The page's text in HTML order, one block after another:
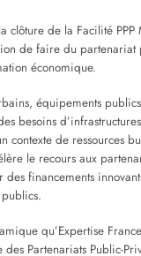
clôture de la Facilité PPP
de faire du partenariat
économique.
équipements
besoins
contexte de ressources
le recours aux
des financements
qu’Expertise
Partenariats Public-